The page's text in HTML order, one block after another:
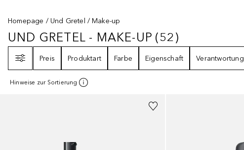
Homepage
Und Gretel Make-up
UND GRETEL - MAKE-UP52
UND GRETEL - MAKE-UP (52 )
Preis
Produktart Farbe Eigenschaft Verantwortung
Hinweise zur Sortierung
+8